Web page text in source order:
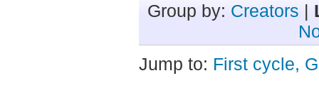
Group by: Creators |
Jump to: First cycle,